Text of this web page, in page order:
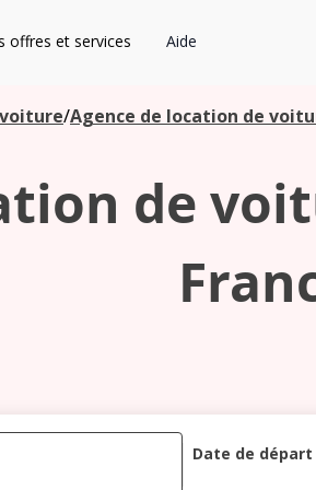
offres et services Aide
/Agence de location de
de
Date de départ